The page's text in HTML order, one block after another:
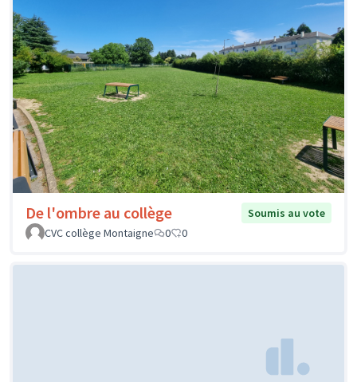
De l'ombre au collège
Soumis au vote
CVC collège Montaigne
0 0